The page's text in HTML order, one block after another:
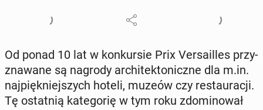
Od ponad 10 lat w kon­kur­sie Prix Ver­sa­il­les przy­
zna­wa­ne są nagrody ar­chi­tek­to­nicz­ne dla m.in.
naj­pięk­niej­szych hoteli, muzeów czy re­stau­ra­cji.
Tę ostat­nią ka­te­go­rię w tym roku zdo­mi­no­wał